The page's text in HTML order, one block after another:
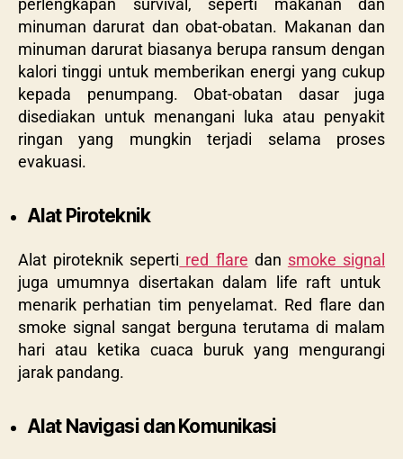
perlengkapan survival, seperti makanan dan
minuman darurat dan obat-obatan. Makanan dan
minuman darurat biasanya berupa ransum dengan
kalori tinggi untuk memberikan energi yang cukup
kepada penumpang. Obat-obatan dasar juga
disediakan untuk menangani luka atau penyakit
ringan yang mungkin terjadi selama proses
evakuasi.
Alat Piroteknik
Alat piroteknik seperti red flare dan smoke signal
juga umumnya disertakan dalam life raft untuk
menarik perhatian tim penyelamat. Red flare dan
smoke signal sangat berguna terutama di malam
hari atau ketika cuaca buruk yang mengurangi
jarak pandang.
Alat Navigasi dan Komunikasi